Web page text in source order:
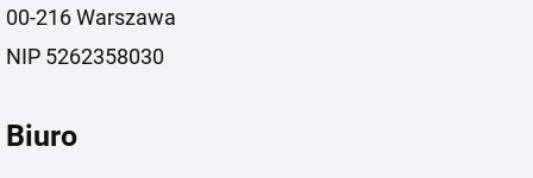
00-216 Warszawa
NIP 5262358030
Biuro